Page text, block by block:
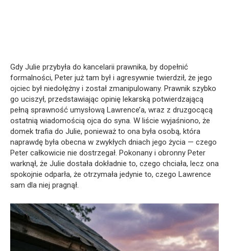
Gdy Julie przybyła do kancelarii prawnika, by dopełnić
formalności, Peter już tam był i agresywnie twierdził, że jego
ojciec był niedołężny i został zmanipulowany. Prawnik szybko
go uciszył, przedstawiając opinię lekarską potwierdzającą
pełną sprawność umysłową Lawrence’a, wraz z druzgocącą
ostatnią wiadomością ojca do syna. W liście wyjaśniono, że
domek trafia do Julie, ponieważ to ona była osobą, która
naprawdę była obecna w zwykłych dniach jego życia — czego
Peter całkowicie nie dostrzegał. Pokonany i obronny Peter
warknął, że Julie dostała dokładnie to, czego chciała, lecz ona
spokojnie odparła, że otrzymała jedynie to, czego Lawrence
sam dla niej pragnął.